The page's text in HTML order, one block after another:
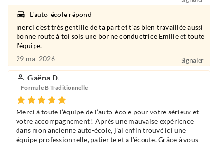
L'auto-école répond
merci c'est très gentille de ta part et t'as bien travaillée aussi
bonne route à toi sois une bonne conductrice Emilie et toute
l'équipe.
29 mai 2026
Signaler
Gaëna D.
Formule B Traditionnelle
Merci à toute l’équipe de l’auto-école pour votre sérieux et
votre accompagnement ! Après une mauvaise expérience
dans mon ancienne auto-école, j’ai enfin trouvé ici une
équipe professionnelle, patiente et à l’écoute. Grâce à vous